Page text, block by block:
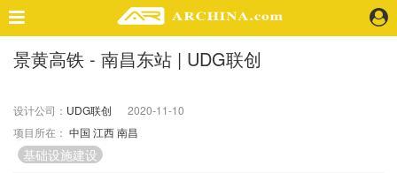
精选案例
景 观
室 内
视 频
景黄高铁 - 南昌东站 | UDG联创
设计公司： UDG联创
2020-11-10
项目所在： 中国 江西南昌
基础设施建设